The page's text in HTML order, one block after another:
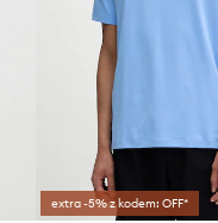
extra -5% z kodem: OFF*